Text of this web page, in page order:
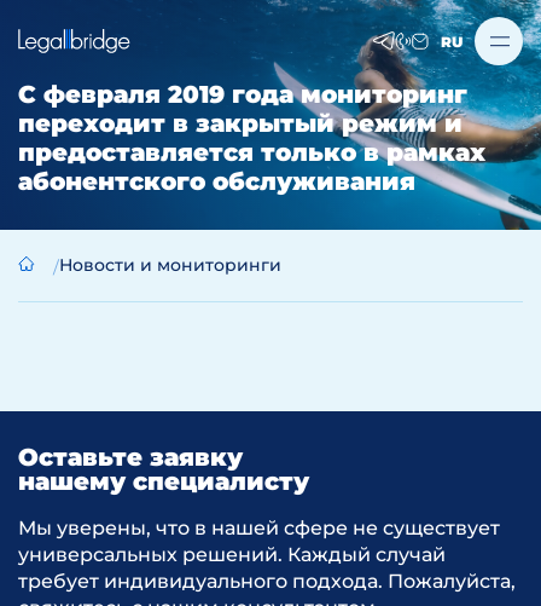
RU
С февраля 2019 года мониторинг
переходит в закрытый режим и
предоставляется только в рамках
абонентского обслуживания
Новости и мониторинги
Оставьте заявку
нашему специалисту
Мы уверены, что в нашей сфере не существует
универсальных решений. Каждый случай
требует индивидуального подхода. Пожалуйста,